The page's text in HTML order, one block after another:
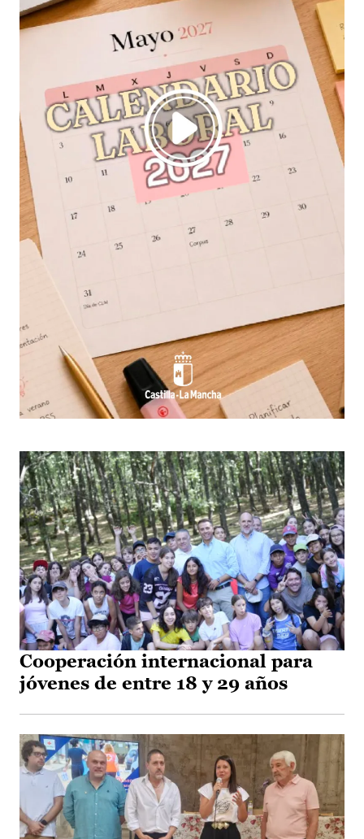
Cooperación internacional para
jóvenes de entre 18 y 29 años